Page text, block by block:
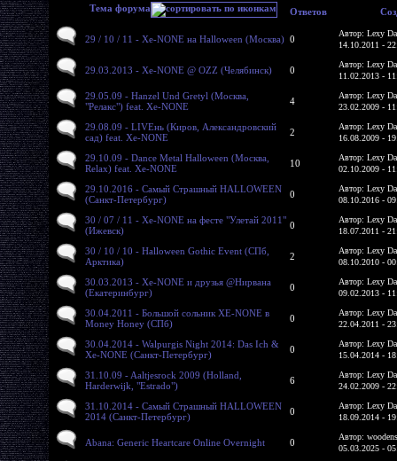
Тема форума Ответов
29 / 10 / 11 - Xe-NONE на Halloween (Москва) 0
Автор: Lexy
14.10.2011 -
29.03.2013 - Xe-NONE @ OZZ (Челябинск) 0
Автор: Lexy
11.02.2013 -
29.05.09 - Hanzel Und Gretyl (Москва,
"Релакс") feat. Xe-NONE
4
Автор: Lexy
23.02.2009 -
29.08.09 - LIVEнь (Киров, Александровский
сад) feat. Xe-NONE
2
Автор: Lexy
16.08.2009 -
29.10.09 - Dance Metal Halloween (Москва,
Relax) feat. Xe-NONE
10
Автор: Lexy
02.10.2009 -
29.10.2016 - Самый Страшный HALLOWEEN
(Санкт-Петербург)
0
Автор: Lexy
08.10.2016 -
30 / 07 / 11 - Xe-NONE на фесте "Улетай 2011"
(Ижевск)
0
Автор: Lexy
18.07.2011 -
30 / 10 / 10 - Halloween Gothic Event (СПб,
Арктика)
2
Автор: Lexy
08.10.2010 -
30.03.2013 - Xe-NONE и друзья @Нирвана
(Екатеринбург)
0
Автор: Lexy
09.02.2013 -
30.04.2011 - Большой сольник XE-NONE в
Money Honey (СПб)
0
Автор: Lexy
22.04.2011 -
30.04.2014 - Walpurgis Night 2014: Das Ich &
Xe-NONE (Санкт-Петербург)
0
Автор: Lexy
15.04.2014 -
31.10.09 - Aaltjesrock 2009 (Holland,
Harderwijk, "Estrado")
6
Автор: Lexy
24.02.2009 -
31.10.2014 - Самый Страшный HALLOWEEN
2014 (Санкт-Петербург)
0
Автор: Lexy
18.09.2014 -
Abana: Generic Heartcare Online Overnight 0
Автор:
05.03.2025 -